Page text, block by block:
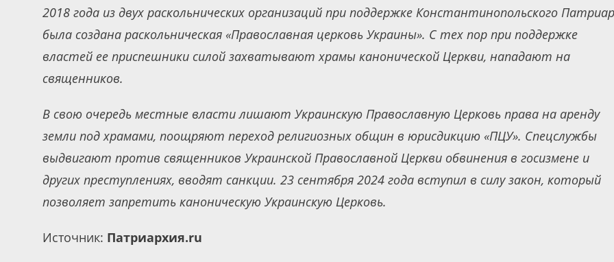
2018 года из двух раскольнических организаций при поддержке Константинопольского
была создана раскольническая «Православная церковь Украины». С тех пор при поддержке
властей ее приспешники силой захватывают храмы канонической Церкви, нападают на
священников.
В свою очередь местные власти лишают Украинскую Православную Церковь права на аренду
земли под храмами, поощряют переход религиозных общин в юрисдикцию «ПЦУ». Спецслужбы
выдвигают против священников Украинской Православной Церкви обвинения в госизмене и
других преступлениях, вводят санкции. 23 сентября 2024 года вступил в силу закон, который
позволяет запретить каноническую Украинскую Церковь.
Источник: Патриархия.ru